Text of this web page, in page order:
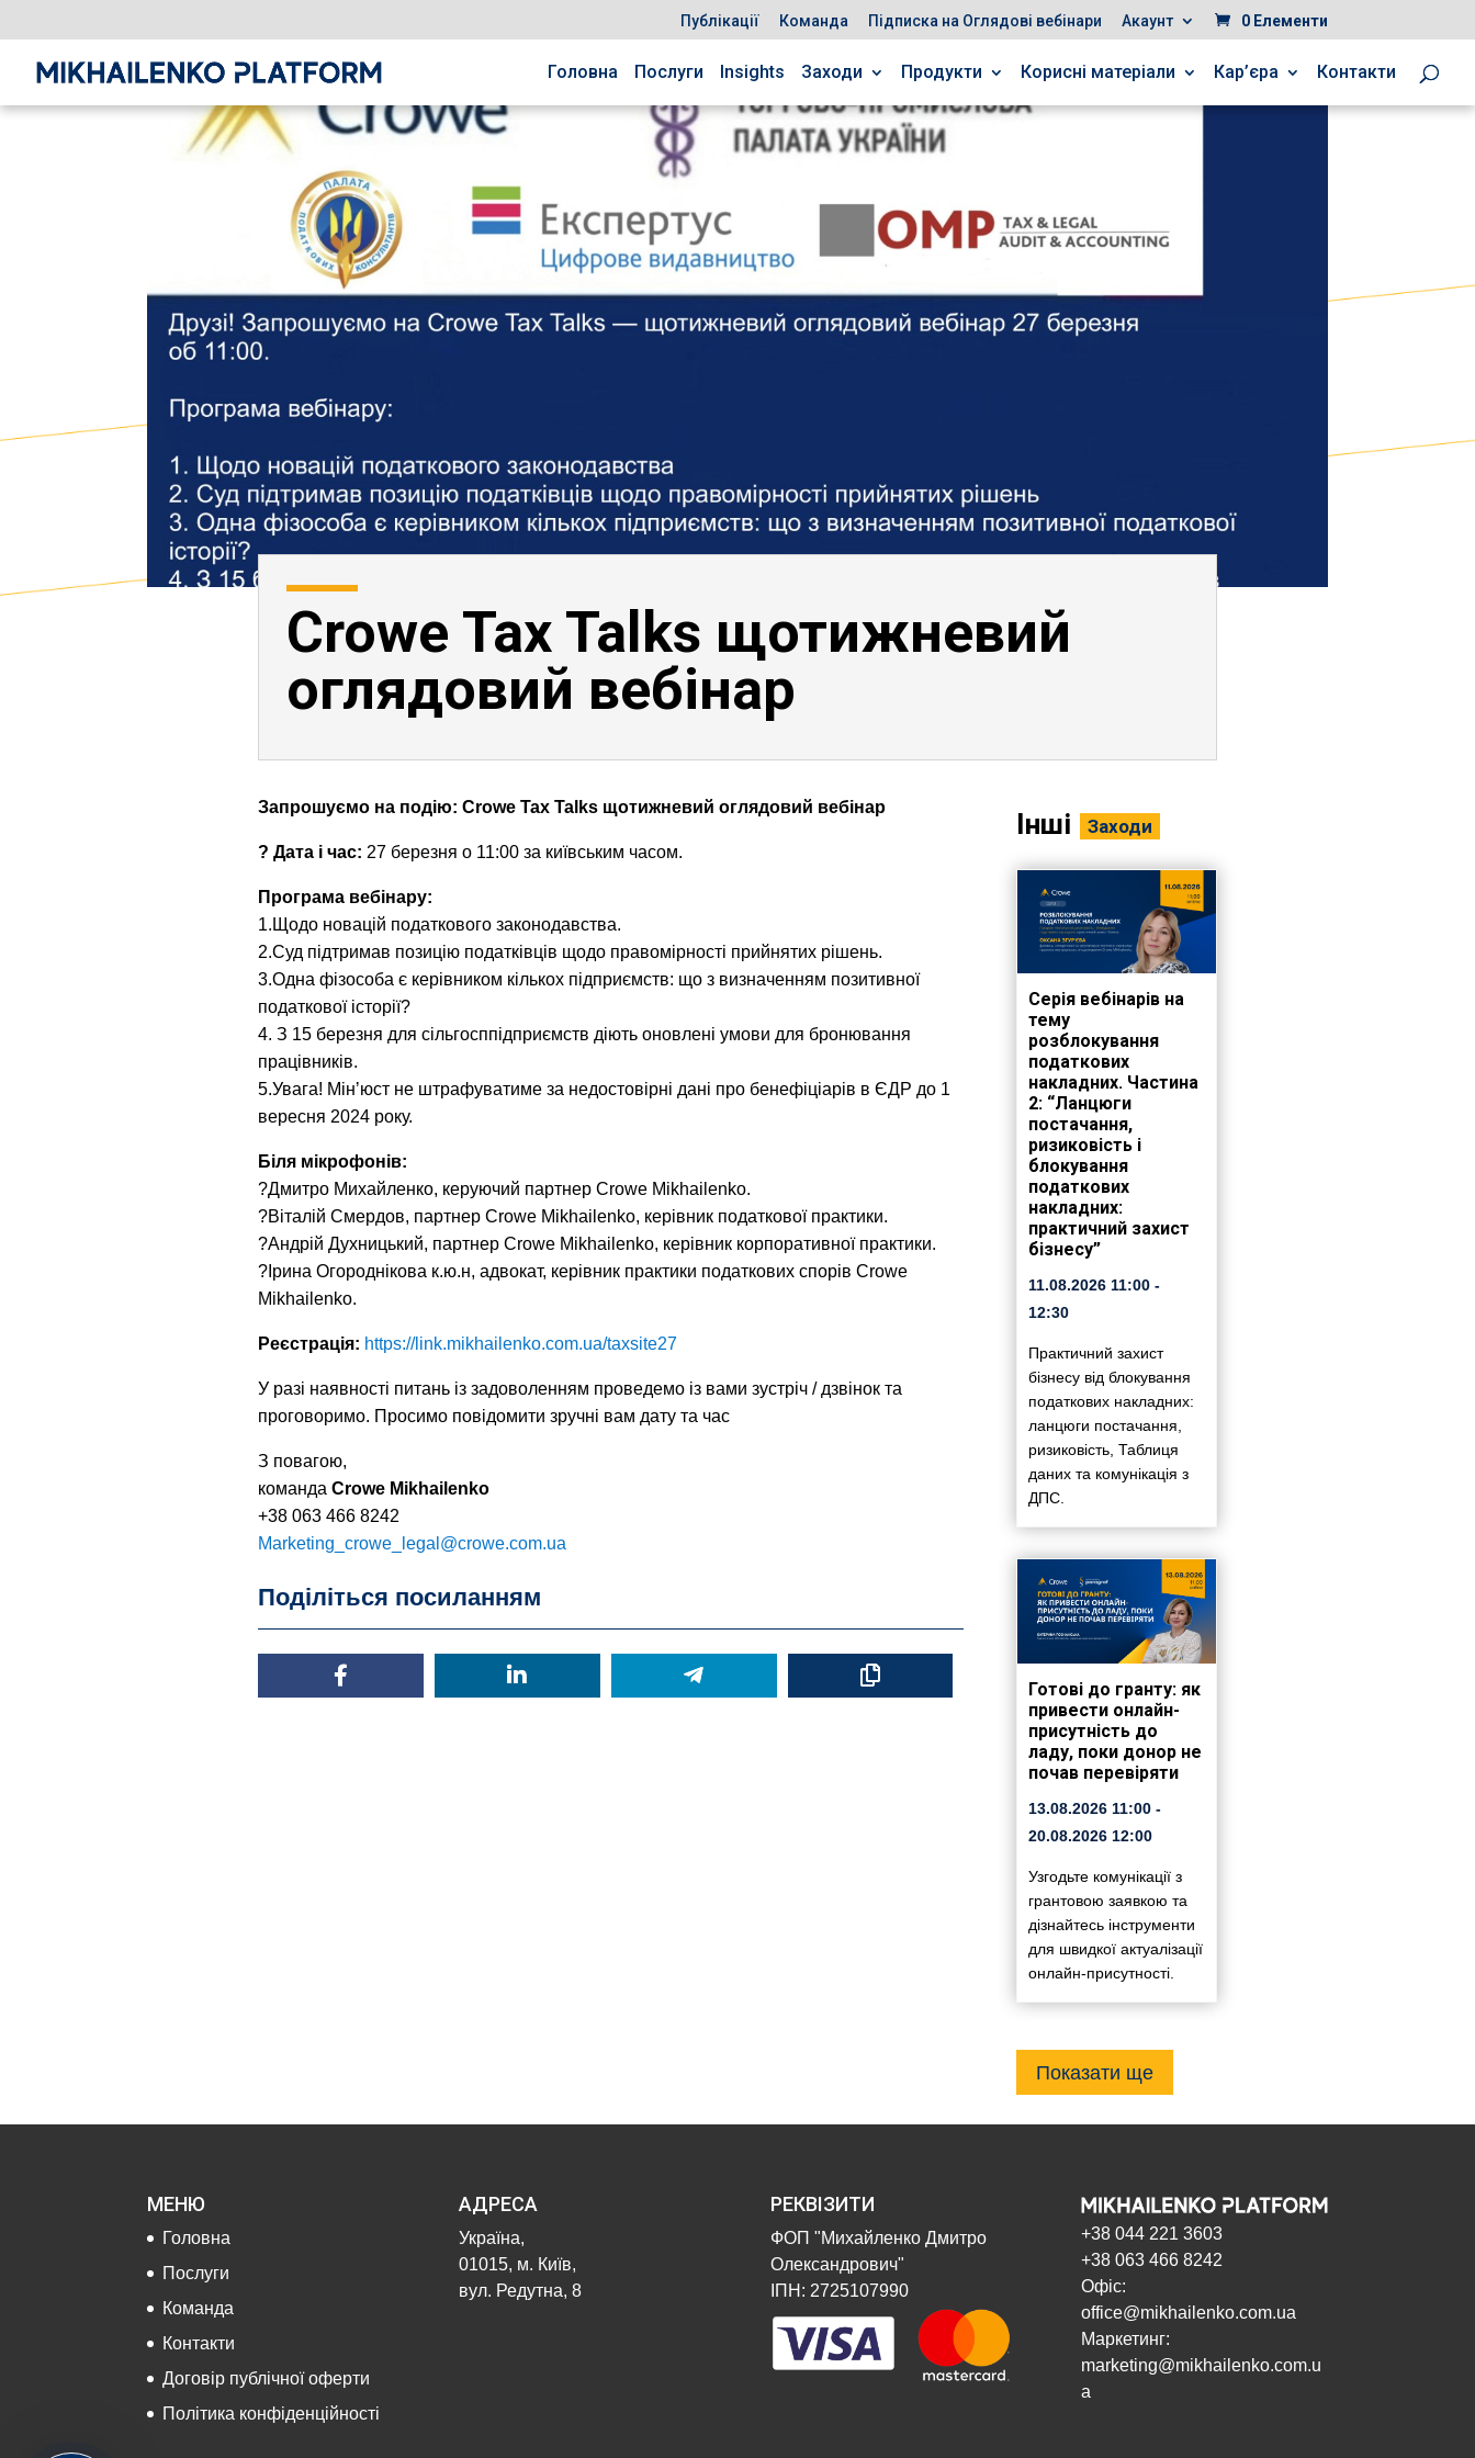
Публікації Команда Підписка на Оглядові вебінари Акаунт 0 Елементи
Головна Послуги Insights Заходи Продукти Корисні матеріали Кар’єра Контакти
Crowe Tax Talks щотижневий
оглядовий вебінар
Запрошуємо на подію: Crowe Tax Talks щотижневий оглядовий вебінар
? Дата і час: 27 березня о 11:00 за київським часом.
Програма вебінару:
1.Щодо новацій податкового законодавства.
2.Суд підтримав позицію податківців щодо правомірності прийнятих рішень.
3.Одна фізособа є керівником кількох підприємств: що з визначенням позитивної
податкової історії?
4. З 15 березня для сільгосппідприємств діють оновлені умови для бронювання
працівників.
5.Увага! Мінʼюст не штрафуватиме за недостовірні дані про бенефіціарів в ЄДР до 1
вересня 2024 року.
Біля мікрофонів:
?Дмитро Михайленко, керуючий партнер Crowe Mikhailenko.
?Віталій Смердов, партнер Crowe Mikhailenko, керівник податкової практики.
?Андрій Духницький, партнер Crowe Mikhailenko, керівник корпоративної практики.
?Ірина Огороднікова к.ю.н, адвокат, керівник практики податкових спорів Crowe
Mikhailenko.
Реєстрація: https://link.mikhailenko.com.ua/taxsite27
У разі наявності питань із задоволенням проведемо із вами зустріч / дзвінок та
проговоримо. Просимо повідомити зручні вам дату та час
З повагою,
командаCrowe Mikhailenko
+38 063 466 8242
Marketing_crowe_legal@crowe.com.ua
Поділіться посиланням
Інші Заходи
Серія вебінарів на
тему
розблокування
податкових
накладних. Частина
2: “Ланцюги
постачання,
ризиковість і
блокування
податкових
накладних:
практичний захист
бізнесу”
11.08.2026 11:00 -
12:30
Практичний захист
бізнесу від блокування
податкових накладних:
ланцюги постачання,
ризиковість, Таблиця
даних та комунікація з
ДПС.
Готові до гранту: як
привести онлайн-
присутність до
ладу, поки донор не
почав перевіряти
13.08.2026 11:00 -
20.08.2026 12:00
Узгодьте комунікації з
грантовою заявкою та
дізнайтесь інструменти
для швидкої актуалізації
онлайн-присутності.
Показати ще
МЕНЮ
Головна
Послуги
Команда
Контакти
Договір публічної оферти
Політика конфіденційності
АДРЕСА
Україна,
01015, м. Київ,
вул. Редутна, 8
РЕКВІЗИТИ
ФОП "Михайленко Дмитро
Олександрович"
ІПН: 2725107990
+38 044 221 3603
+38 063 466 8242
Офіс:
office@mikhailenko.com.ua
Маркетинг:
marketing@mikhailenko.com.u
a